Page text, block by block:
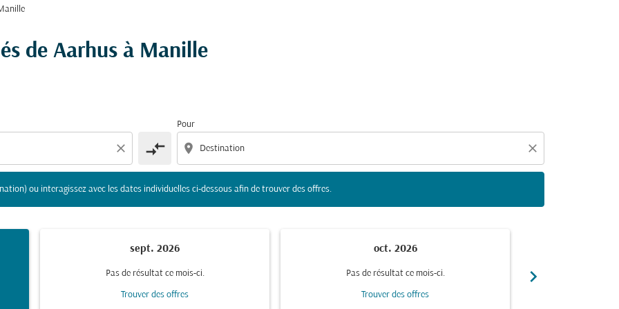
de Aarhus à Manille
close compare_arrows
Pour
location_on close
ou interagissez avec les dates individuelles ci-dessous afin de trouver des offres.
et/ou destination) ou interagissez avec les dates individuelles ci-dessous afin de trouver des offres.
sept. 2026
Pas de résultat ce mois-ci.
Trouver des offres
oct. 2026
Pas de résultat ce mois-ci.
Trouver des offres
chevron_right